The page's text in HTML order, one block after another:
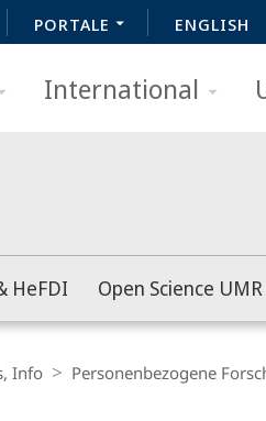
PORTALE ENGLISH
International
HeFDI Open Science UMR
Info Personenbezogene